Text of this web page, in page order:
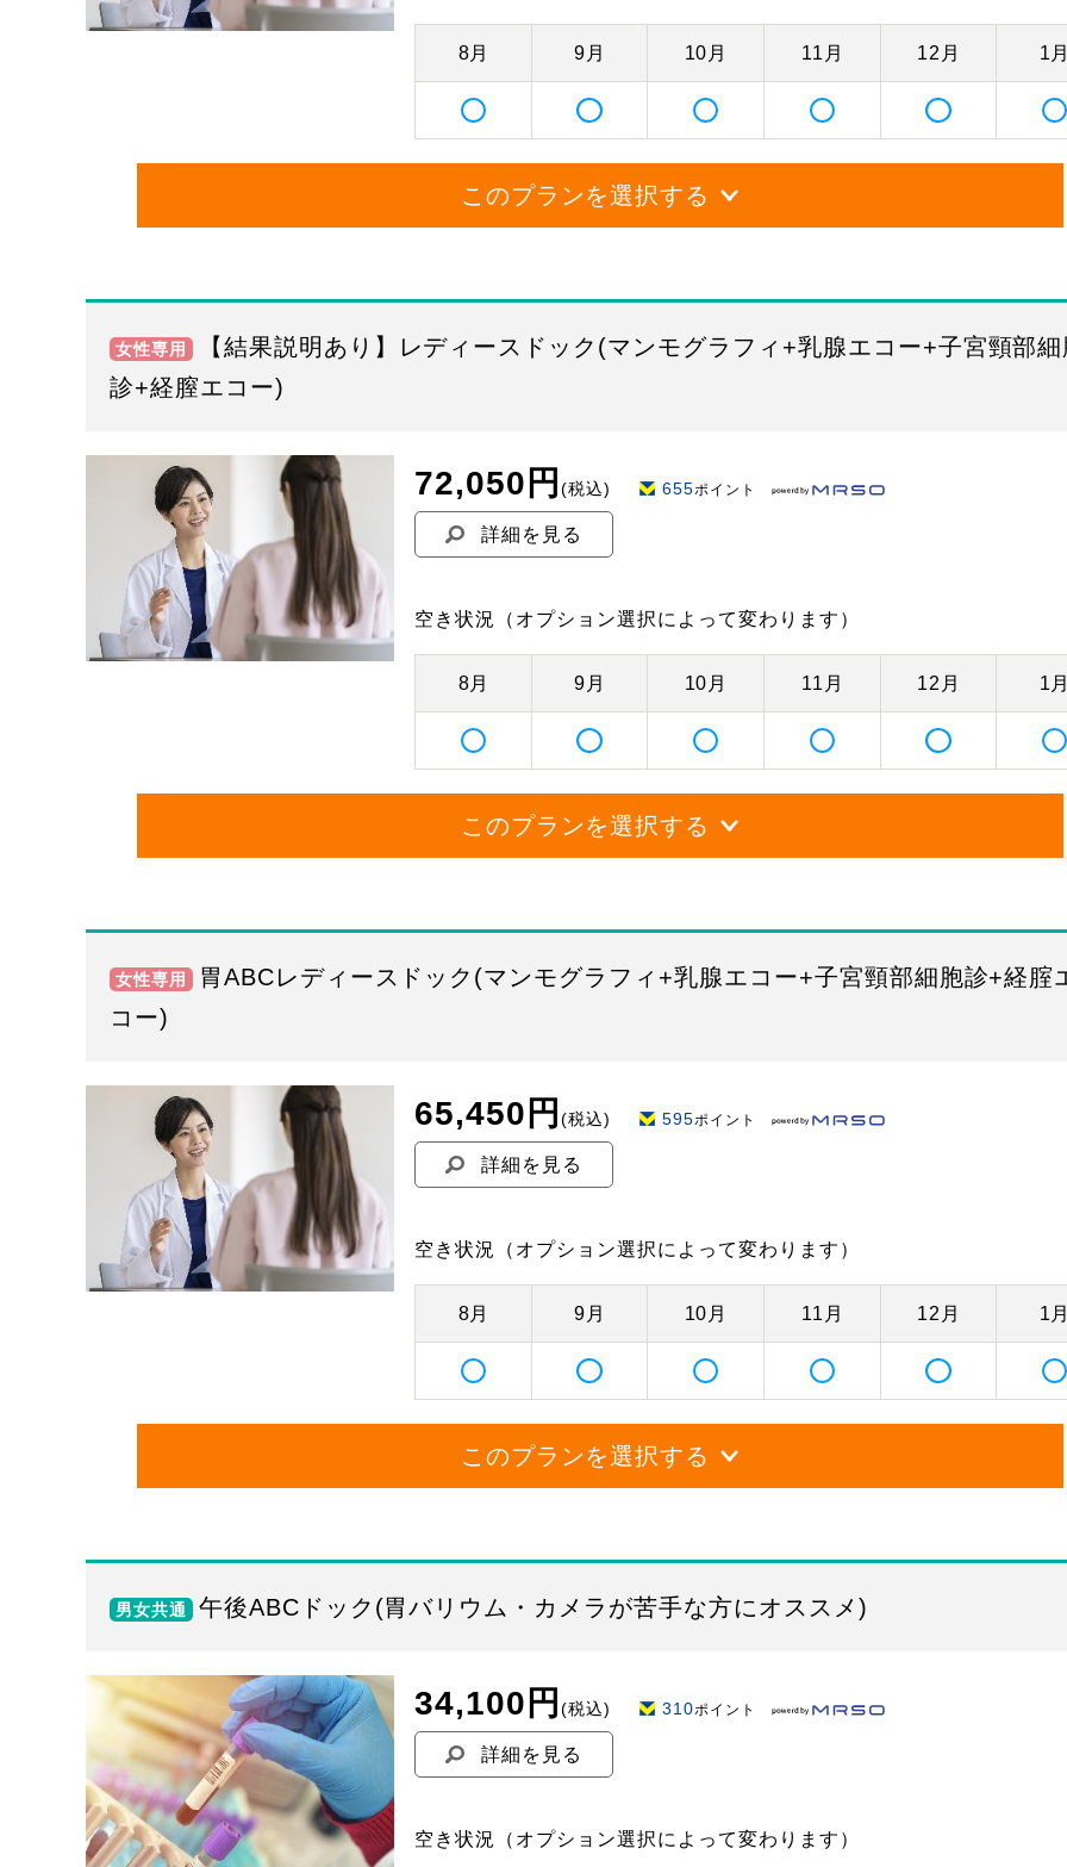
8月 9月 10月 11月 12月 1
このプランを選択する
女性専用
【結果説明あり】レディースドック(マンモグラフィ+乳腺エコー+子宮頸部
診+経膣エコー)
72,050円(税込) 655ポイント
詳細を見る
空き状況 （オプション選択によって変わります）
8月 9月 10月 11月 12月 1
このプランを選択する
女性専用
胃ABCレディースドック(マンモグラフィ+乳腺エコー+子宮頸部細胞診+経腟
コー)
65,450円(税込) 595ポイント
詳細を見る
空き状況 （オプション選択によって変わります）
8月 9月 10月 11月 12月 1
このプランを選択する
男女共通 午後ABCドック(胃バリウム・カメラが苦手な方にオススメ)
34,100円(税込) 310ポイント
詳細を見る
空き状況 （オプション選択によって変わります）